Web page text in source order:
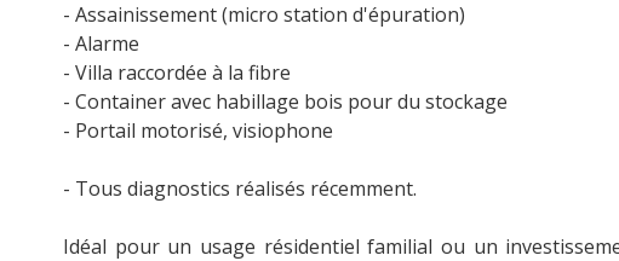
- Assainissement (micro station d'épuration)
- Alarme
- Villa raccordée à la fibre
- Container avec habillage bois pour du stockage
- Portail motorisé, visiophone
- Tous diagnostics réalisés récemment.
Idéal pour un usage résidentiel familial ou un